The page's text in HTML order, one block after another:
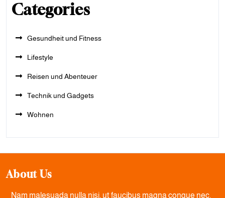
Categories
Gesundheit und Fitness
Lifestyle
Reisen und Abenteuer
Technik und Gadgets
Wohnen
About Us
Nam malesuada nulla nisi, ut faucibus magna congue nec.